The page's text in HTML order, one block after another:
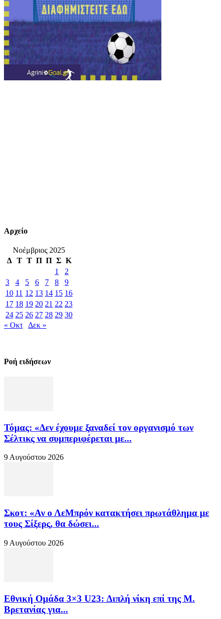
Αρχείο
Νοέμβριος 2025
Δ Τ Τ Π Π Σ Κ
1
2
3
4 5 6 7 8
9
10 11 12 13 14 15 16
17 18 19 20 21 22 23
24 25 26 27 28 29 30
« Οκτ
Δεκ »
Ροή ειδήσεων
Τόμας: «Δεν έχουμε ξαναδεί τον οργανισμό των
Σέλτικς να συμπεριφέρεται με...
9 Αυγούστου 2026
Σκοτ: «Αν ο ΛεΜπρόν κατακτήσει πρωτάθλημα με
τους Σίξερς, θα δώσει...
9 Αυγούστου 2026
Εθνική Ομάδα 3×3 U23: Διπλή νίκη επί της Μ.
Βρετανίας για...